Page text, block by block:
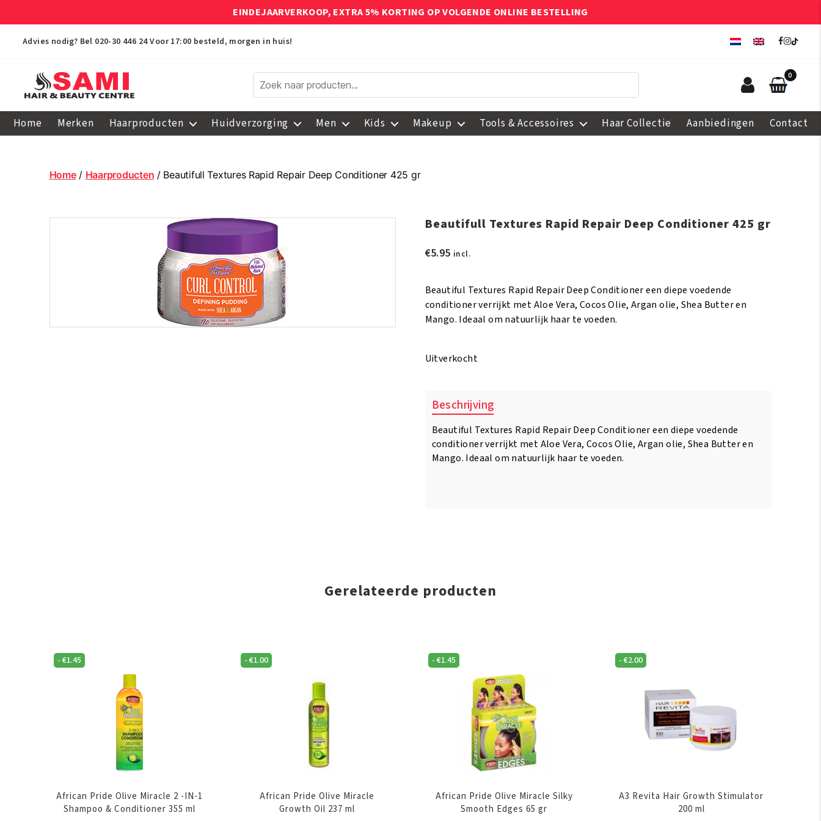
EINDEJAARVERKOOP, EXTRA 5% KORTING OP VOLGENDE ONLINE BESTELLING
Advies nodig? Bel 020-30 446 24 Voor 17:00 besteld, morgen in huis!
Hair
Centre
0
Home Merken Haarproducten Huidverzorging Men Kids Makeup Tools & Accessoires Haar Collectie Aanbiedingen Contact
Home/ Haarproducten / Beautifull Textures Rapid Repair Deep Conditioner 425 gr
Beautifull Textures Rapid Repair Deep Conditioner 425 gr
€5.95 incl.
Beautiful Textures Rapid Repair Deep Conditioner een diepe voedende
conditioner verrijkt met Aloe Vera, Cocos Olie, Argan olie, Shea Butter en
Mango. Ideaal om natuurlijk haar te voeden.
Uitverkocht
Beschrijving
Beautiful Textures Rapid Repair Deep Conditioner een diepe voedende
conditioner verrijkt met Aloe Vera, Cocos Olie, Argan olie, Shea Butter en
Mango. Ideaal om natuurlijk haar te voeden.
Gerelateerde producten
- €1.45
African Pride Olive Miracle 2 -IN-1
Shampoo & Conditioner 355 ml
-€1.00
African Pride Olive Miracle
Growth Oil 237 ml
- €1.45
African Pride Olive Miracle Silky
Smooth Edges 65 gr
-€2.00
A3 Revita Hair Growth Stimulator
200 ml